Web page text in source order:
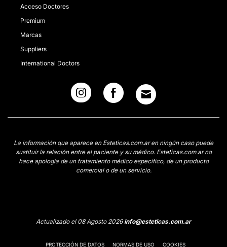
Acceso Doctores
Premium
Marcas
Suppliers
International Doctors
La información que aparece en Esteticas.com.ar en ningún caso puede
sustituir la relación entre el paciente y su médico. Esteticas.com.ar no
hace apología de un tratamiento médico específico, de un producto
comercial o de un servicio.
Actualizado el 08 Agosto 2026info@esteticas.com.ar
PROTECCIÓN DE DATOS NORMAS DE USO COOKIES